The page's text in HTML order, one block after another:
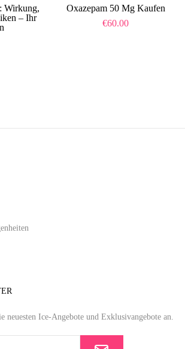
Wirkung,
– Ihr
Oxazepam 50 Mg Kaufen
€60.00
neuesten Ice-Angebote und Exklusivangebote an.